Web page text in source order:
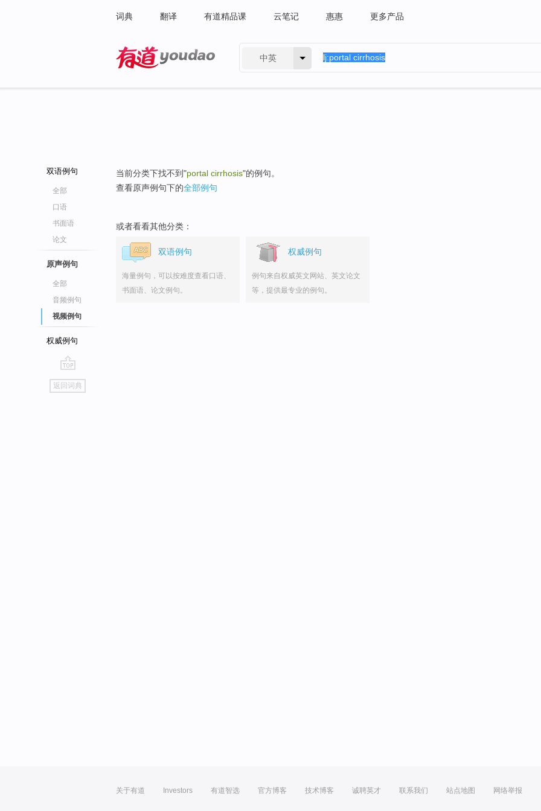
词典 翻译 有道精品课 云笔记 惠惠 更多产品
中英
双语例句
全部
口语
书面语
论文
原声例句
全部
音频例句
视频例句
权威例句
go
top
返回词典
当前分类下找不到"portal cirrhosis"的例句。
查看原声例句下的全部例句
或者看看其他分类：
双语例句
海量例句，可以按难度查看口语、
书面语、论文例句。
权威例句
例句来自权威英文网站、英文论文
等，提供最专业的例句。
关于有道 Investors 有道智选 官方博客 技术博客 诚聘英才 联系我们 站点地图 网络举报